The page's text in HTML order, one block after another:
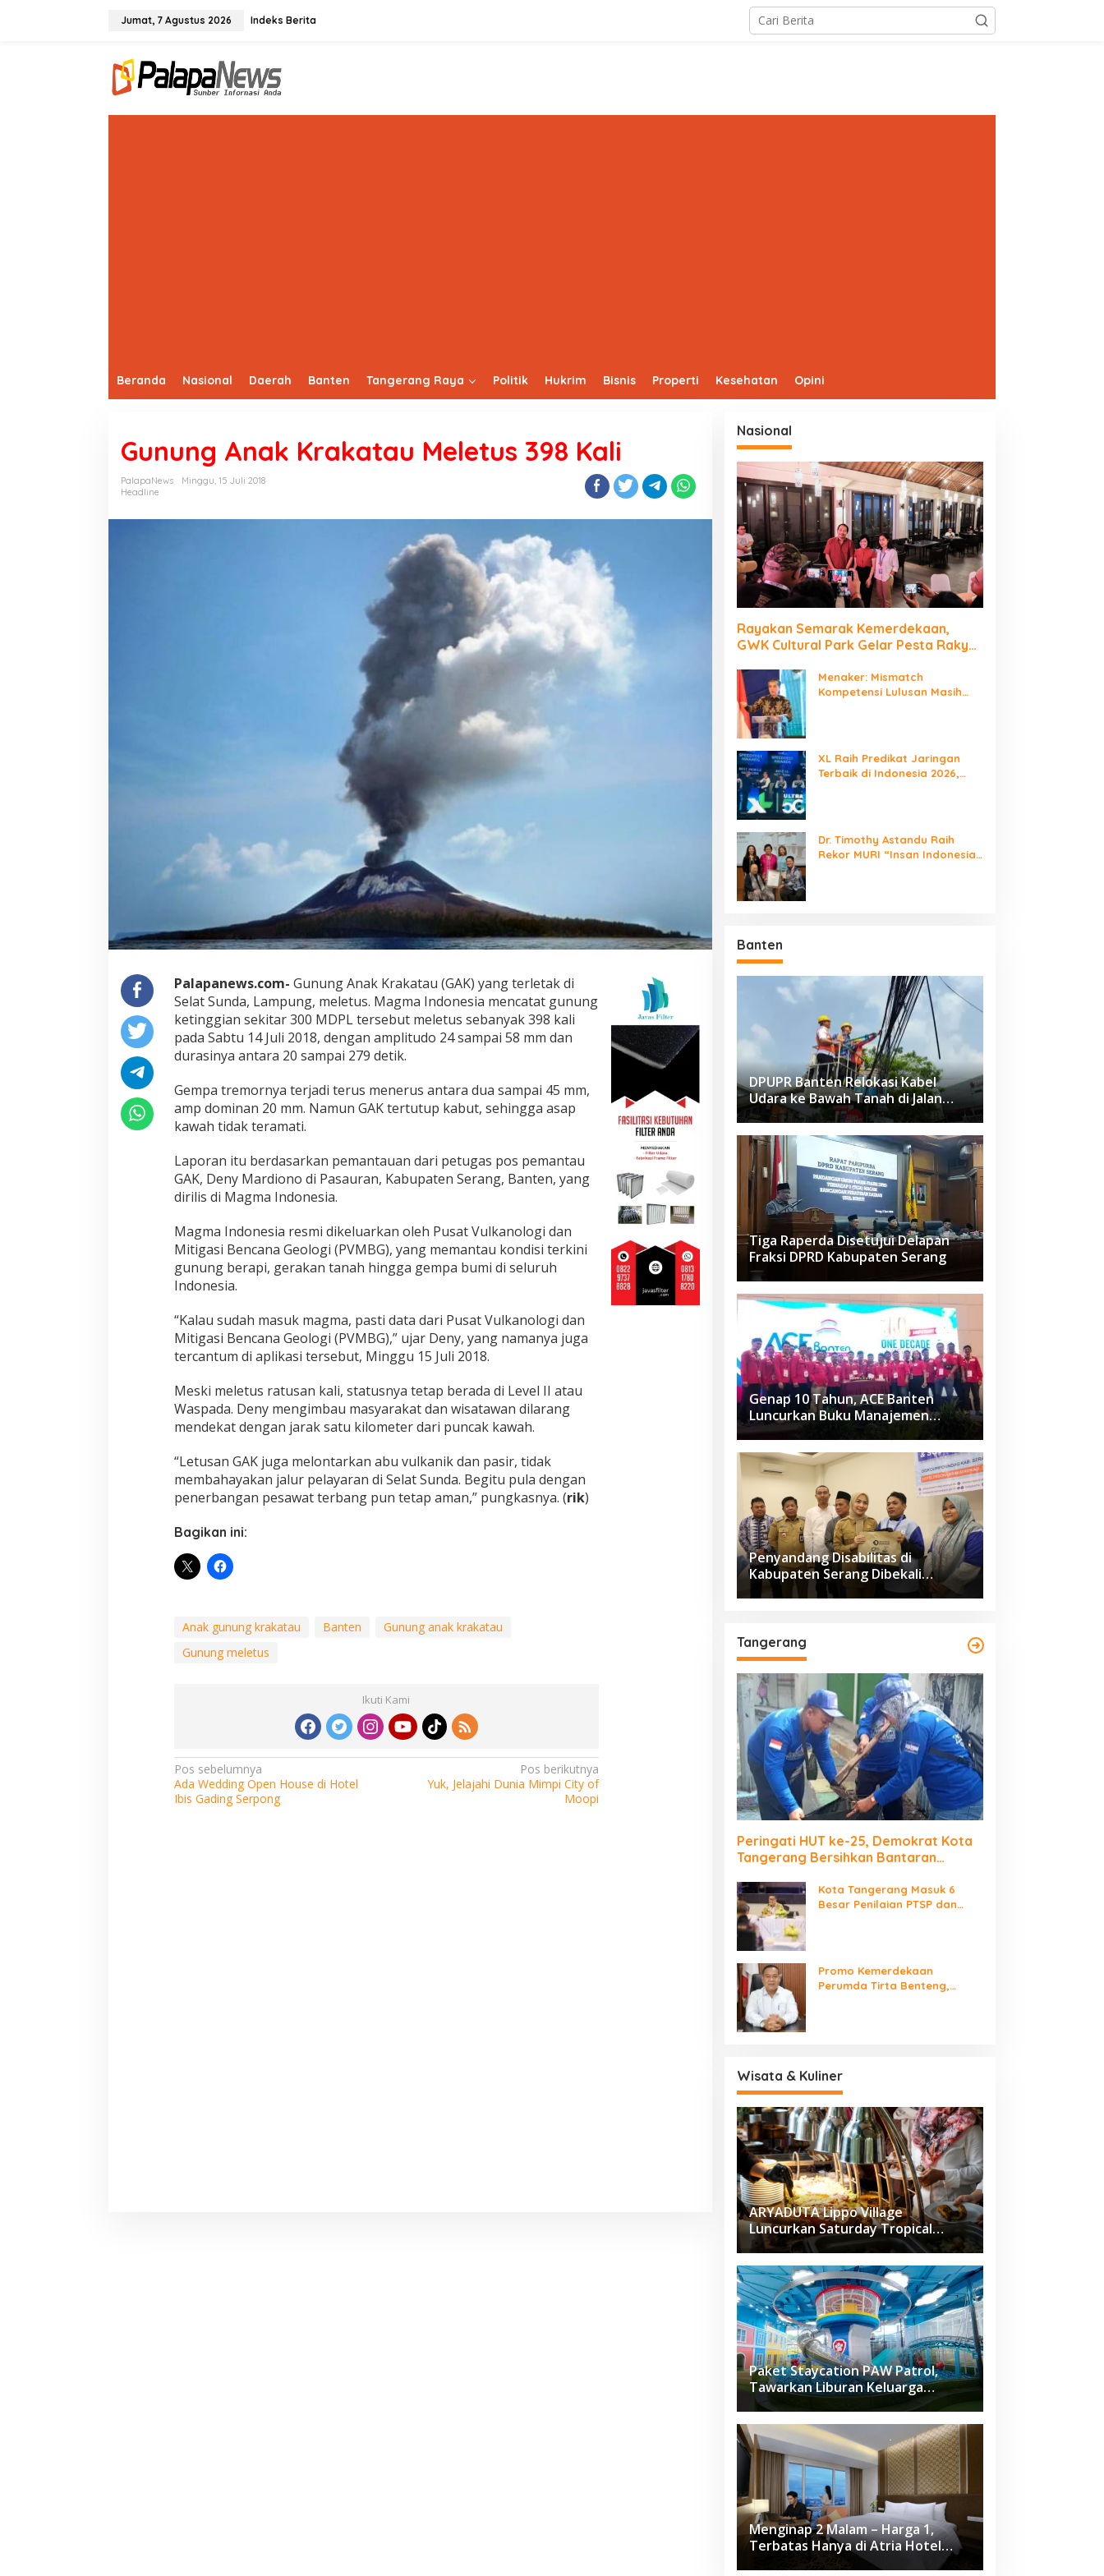
Jumat, 7 Agustus 2026 Indeks Berita
Beranda Nasional Daerah Banten Tangerang Raya Politik Hukrim Bisnis Properti Kesehatan Opini
Gunung Anak Krakatau Meletus 398 Kali
PalapaNews
Minggu, 15 Juli 2018
Headline
Palapanews.com- Gunung Anak Krakatau (GAK) yang terletak di
Selat Sunda, Lampung, meletus. Magma Indonesia mencatat gunung
ketinggian sekitar 300 MDPL tersebut meletus sebanyak 398 kali
pada Sabtu 14 Juli 2018, dengan amplitudo 24 sampai 58 mm dan
durasinya antara 20 sampai 279 detik.
Gempa tremornya terjadi terus menerus antara dua sampai 45 mm,
amp dominan 20 mm. Namun GAK tertutup kabut, sehingga asap
kawah tidak teramati.
Laporan itu berdasarkan pemantauan dari petugas pos pemantau
GAK, Deny Mardiono di Pasauran, Kabupaten Serang, Banten, yang
dirilis di Magma Indonesia.
Magma Indonesia resmi dikeluarkan oleh Pusat Vulkanologi dan
Mitigasi Bencana Geologi (PVMBG), yang memantau kondisi terkini
gunung berapi, gerakan tanah hingga gempa bumi di seluruh
Indonesia.
“Kalau sudah masuk magma, pasti data dari Pusat Vulkanologi dan
Mitigasi Bencana Geologi (PVMBG),” ujar Deny, yang namanya juga
tercantum di aplikasi tersebut, Minggu 15 Juli 2018.
Meski meletus ratusan kali, statusnya tetap berada di Level II atau
Waspada. Deny mengimbau masyarakat dan wisatawan dilarang
mendekat dengan jarak satu kilometer dari puncak kawah.
“Letusan GAK juga melontarkan abu vulkanik dan pasir, tidak
membahayakan jalur pelayaran di Selat Sunda. Begitu pula dengan
penerbangan pesawat terbang pun tetap aman,” pungkasnya. (rik)
Bagikan ini:
Anak gunung krakatau Banten
Gunung anak krakatau
Gunung meletus
Ikuti Kami
Navigasi
pos
Pos sebelumnya
Ada Wedding Open House di Hotel
Ibis Gading Serpong
Pos berikutnya
Yuk, Jelajahi Dunia Mimpi City of
Moopi
Nasional
Rayakan Semarak Kemerdekaan,
GWK Cultural Park Gelar Pesta Rakyat
Menaker: Mismatch
Kompetensi Lulusan Masih
XL Raih Predikat Jaringan
Terbaik di Indonesia 2026,
Dr. Timothy Astandu Raih
Rekor MURI “Insan Indonesia
Banten
DPUPR Banten Relokasi Kabel
Udara ke Bawah Tanah di Jalan
Raden Fatah Ciledug
Tiga Raperda Disetujui Delapan
Fraksi DPRD Kabupaten Serang
Genap 10 Tahun, ACE Banten
Luncurkan Buku Manajemen
Fasilitas
Penyandang Disabilitas di
Kabupaten Serang Dibekali
Pelatihan Pengolahan Hasil
Tangerang
Peringati HUT ke-25, Demokrat Kota
Tangerang Bersihkan Bantaran
Kota Tangerang Masuk 6
Besar Penilaian PTSP dan
Promo Kemerdekaan
Perumda Tirta Benteng,
Wisata & Kuliner
ARYADUTA Lippo Village
Luncurkan Saturday Tropical
Brunch
Paket Staycation PAW Patrol,
Tawarkan Liburan Keluarga
Menyenangkan Hanya di Herloom
Hotel BSD
Menginap 2 Malam – Harga 1,
Terbatas Hanya di Atria Hotel